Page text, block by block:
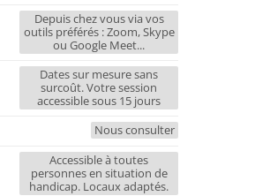
Depuis chez vous via vos
outils préférés : Zoom, Skype
ou Google Meet...
Dates sur mesure sans
surcoût. Votre session
accessible sous 15 jours
Nous consulter
Accessible à toutes
personnes en situation de
handicap. Locaux adaptés.